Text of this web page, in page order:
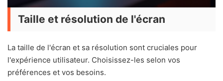
Taille et résolution de l'écran
La taille de l'écran et sa résolution sont cruciales pour
l'expérience utilisateur. Choisissez-les selon vos
préférences et vos besoins.